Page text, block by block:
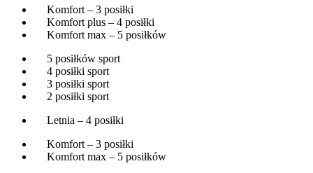
Komfort – 3 posiłki
Komfort plus – 4 posiłki
Komfort max – 5 posiłków
5 posiłków sport
4 posiłki sport
3 posiłki sport
2 posiłki sport
Letnia – 4 posiłki
Komfort – 3 posiłki
Komfort max – 5 posiłków